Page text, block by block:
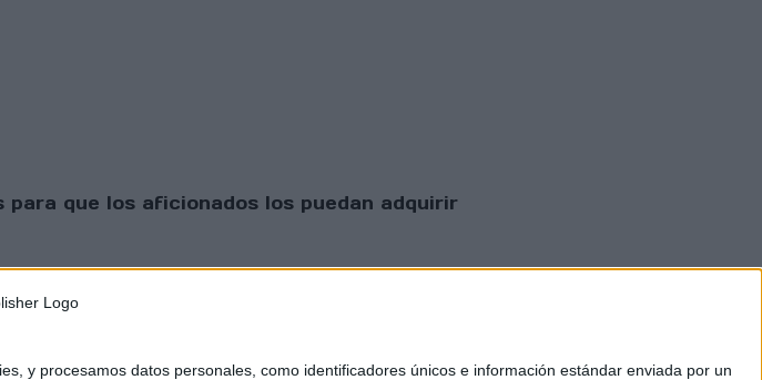
y procesamos datos personales, como identificadores únicos e información estándar enviada por un
que los aficionados los puedan adquirir